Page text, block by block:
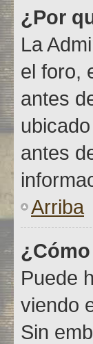
¿Por
La
el foro,
antes
antes
Arriba
Puede
viendo
Sin